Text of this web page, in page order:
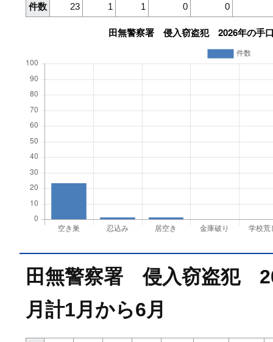
件数
23 1 1 0 0
田無警察署 侵入窃盗犯
月計1月から6月